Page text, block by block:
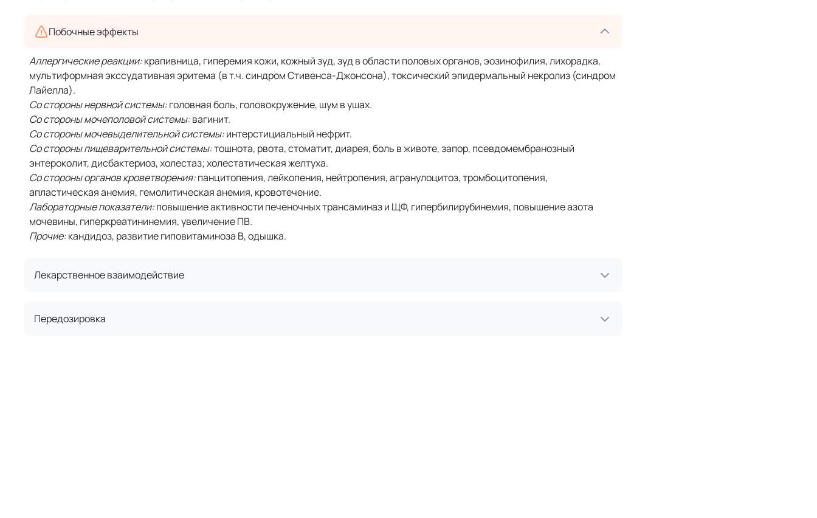
Побочные эффекты
Аллергические реакции:крапивница, гиперемия кожи, кожный зуд, зуд в области половых органов, эозинофилия, лихорадка,
мультиформная экссудативная эритема (в т.ч. синдром Стивенса-Джонсона), токсический эпидермальный некролиз (синдром
Лайелла).
Со стороны нервной системы:головная боль, головокружение, шум в ушах.
Со стороны мочеполовой системы:вагинит.
Со стороны мочевыделительной системы:интерстициальный нефрит.
Со стороны пищеварительной системы:тошнота, рвота, стоматит, диарея, боль в животе, запор, псевдомембранозный
энтероколит, дисбактериоз, холестаз; холестатическая желтуха.
Со стороны органов кроветворения:панцитопения, лейкопения, нейтропения, агранулоцитоз, тромбоцитопения,
апластическая анемия, гемолитическая анемия, кровотечение.
Лабораторные показатели:повышение активности печеночных трансаминаз и ЩФ, гипербилирубинемия, повышение азота
мочевины, гиперкреатининемия, увеличение ПВ.
Прочие:кандидоз, развитие гиповитаминоза В, одышка.
Лекарственное взаимодействие
Передозировка